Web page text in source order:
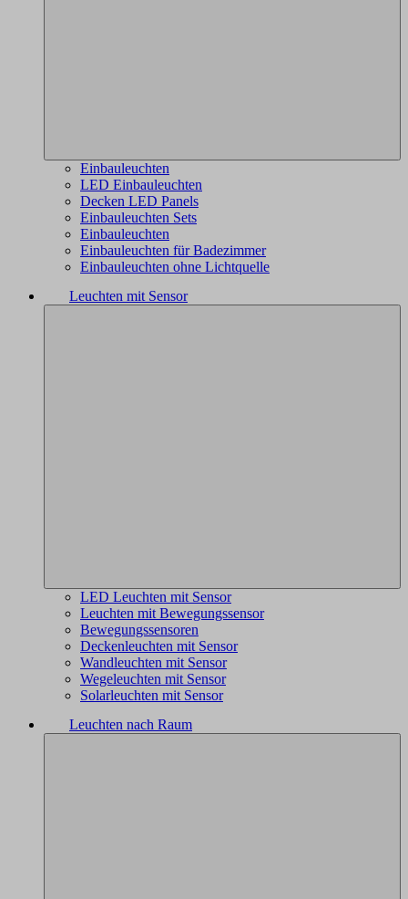
Einbauleuchten
LED Einbauleuchten
Decken LED Panels
Einbauleuchten Sets
Einbauleuchten
Einbauleuchten für Badezimmer
Einbauleuchten ohne Lichtquelle
Leuchten mit Sensor
LED Leuchten mit Sensor
Leuchten mit Bewegungssensor
Bewegungssensoren
Deckenleuchten mit Sensor
Wandleuchten mit Sensor
Wegeleuchten mit Sensor
Solarleuchten mit Sensor
Leuchten nach Raum